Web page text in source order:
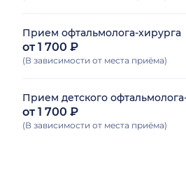
Прием офтальмолога-хирурга
от 1 700 ₽
(В зависимости от места приёма)
Прием детского
от 1 700 ₽
(В зависимости от места приёма)